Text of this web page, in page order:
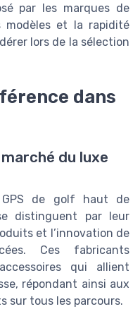
par les marques de
modèles et la rapidité
lors de la sélection
dans
du luxe
GPS de golf haut de
distinguent par leur
et l’innovation de
Ces fabricants
qui allient
répondant ainsi aux
sur tous les parcours.